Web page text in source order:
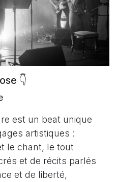
👇
est un beat unique
artistiques :
le chant, le tout
et de récits parlés
et de liberté,